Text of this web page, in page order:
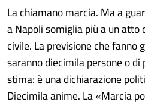
La chiamano marcia. Ma a
a Napoli somiglia più a un
civile. La previsione che
saranno diecimila persone o
stima: è una dichiarazione
Diecimila anime. La «Marcia